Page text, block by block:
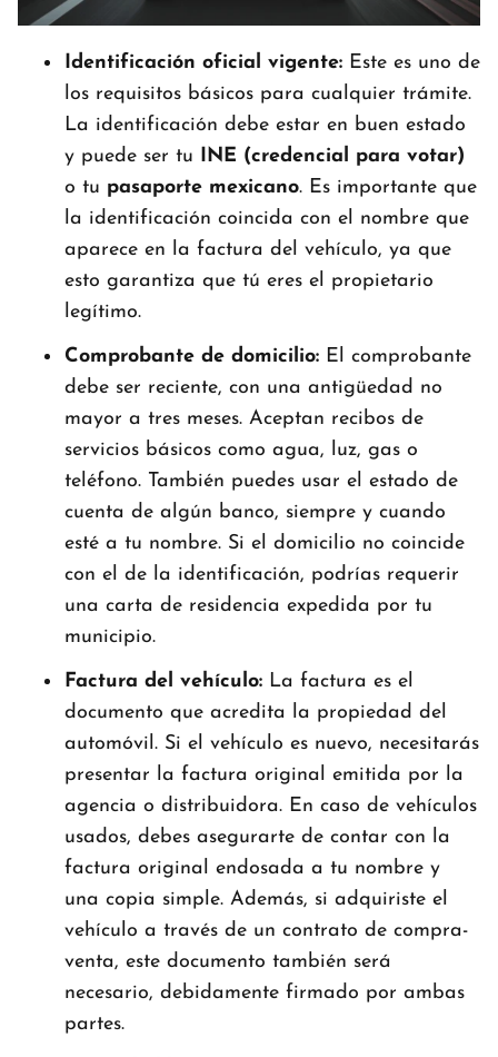
Identificación oficial vigente: Este es uno de
los requisitos básicos para cualquier trámite.
La identificación debe estar en buen estado
y puede ser tu INE (credencial para votar)
o tu pasaporte mexicano. Es importante que
la identificación coincida con el nombre que
aparece en la factura del vehículo, ya que
esto garantiza que tú eres el propietario
legítimo.
Comprobante de domicilio: El comprobante
debe ser reciente, con una antigüedad no
mayor a tres meses. Aceptan recibos de
servicios básicos como agua, luz, gas o
teléfono. También puedes usar el estado de
cuenta de algún banco, siempre y cuando
esté a tu nombre. Si el domicilio no coincide
con el de la identificación, podrías requerir
una carta de residencia expedida por tu
municipio.
Factura del vehículo: La factura es el
documento que acredita la propiedad del
automóvil. Si el vehículo es nuevo, necesitarás
presentar la factura original emitida por la
agencia o distribuidora. En caso de vehículos
usados, debes asegurarte de contar con la
factura original endosada a tu nombre y
una copia simple. Además, si adquiriste el
vehículo a través de un contrato de compra-
venta, este documento también será
necesario, debidamente firmado por ambas
partes.